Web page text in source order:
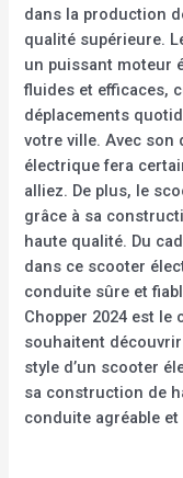
dans la production
qualité supérieure.
un puissant moteur
fluides et efficaces,
déplacements
votre ville. Avec son
électrique fera
alliez. De plus, le
grâce à sa
haute qualité. Du
dans ce scooter
conduite sûre et
Chopper 2024 est
souhaitent
style d’un scooter
sa construction de
conduite agréable